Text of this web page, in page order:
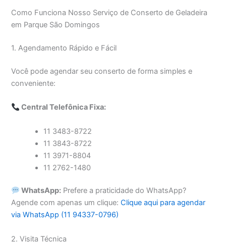
Como Funciona Nosso Serviço de Conserto de Geladeira
em Parque São Domingos
1. Agendamento Rápido e Fácil
Você pode agendar seu conserto de forma simples e
conveniente:
Central Telefônica Fixa:
11 3483-8722
11 3843-8722
11 3971-8804
11 2762-1480
WhatsApp: Prefere a praticidade do WhatsApp?
Agende com apenas um clique:Clique aqui para agendar
via WhatsApp (11 94337-0796)
2. Visita Técnica